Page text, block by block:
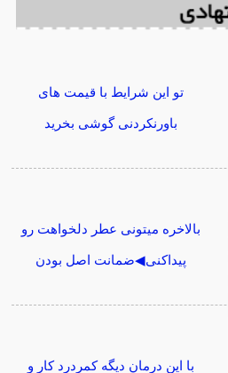
تو این شرایط با قیمت های
باورنکردنی گوشی بخرید
بالاخره میتونی عطر دلخواهت رو
پیداکنی◀ضمانت اصل بودن
با این درمان دیگه کمردرد کار و